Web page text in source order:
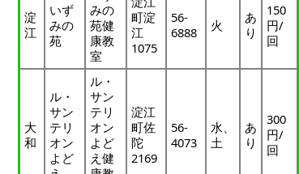
淀
江
いず
みの
苑
みの
苑健
康教
室
町淀
江
1075
56-
6888
火
あ
り
150
円/
回
大
和
ル・
サン
テリ
オン
よど
ル・
サン
テリ
オン
よど
え健
淀江
町佐
陀
2169
56-
4073
水、
土
あ
り
300
円/
回